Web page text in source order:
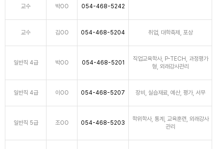
교수 박OO 054-468-5242
교수 김OO 054-468-5204 취업, 대학축제, 포상
일반직 4급 박OO 054-468-5201
직업교육학사, P-TECH, 과정평가
형, 외래강사관리
일반직 4급 이OO 054-468-5207 장비, 실습재료, 예산, 평가, 서무
일반직 5급 조OO 054-468-5203
학위학사, 통계, 교육훈련, 외래강사
관리